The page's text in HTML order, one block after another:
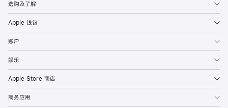
选购及了解
Apple 钱包
账户
娱乐
Apple Store 商店
商务应用